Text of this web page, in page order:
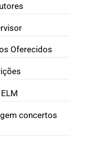
Oferecidos
concertos